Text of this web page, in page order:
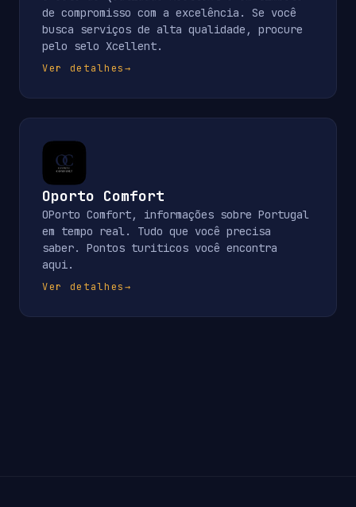
de compromisso com a excelência. Se você
busca serviços de alta qualidade, procure
pelo selo Xcellent.
Ver detalhes→
Oporto Comfort
OPorto Comfort, informações sobre Portugal
em tempo real. Tudo que você precisa
saber. Pontos turiticos você encontra
aqui.
Ver detalhes→